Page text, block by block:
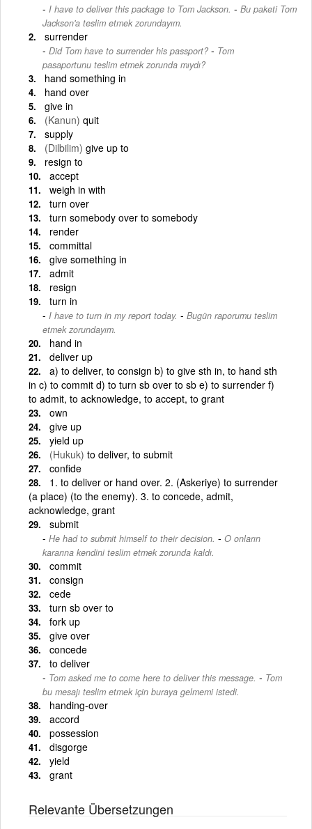
I have to deliver this package to Tom Jackson. - Bu paketi Tom
Jackson'a teslim etmek zorundayım.
surrender
Did Tom have to surrender his passport? - Tom
pasaportunu teslim etmek zorunda mıydı?
hand something in
hand over
give in
(Kanun) quit
supply
(Dilbilim) give up to
resign to
accept
weigh in with
turn over
turn somebody over to somebody
render
committal
give something in
admit
resign
turn in
I have to turn in my report today. - Bugün raporumu teslim
etmek zorundayım.
hand in
deliver up
a) to deliver, to consign b) to give sth in, to hand sth
in c) to commit d) to turn sb over to sb e) to surrender f)
to admit, to acknowledge, to accept, to grant
own
give up
yield up
(Hukuk) to deliver, to submit
confide
1. to deliver or hand over. 2. (Askeriye) to surrender
(a place) (to the enemy). 3. to concede, admit,
acknowledge, grant
submit
He had to submit himself to their decision. - O onların
kararına kendini teslim etmek zorunda kaldı.
commit
consign
cede
turn sb over to
fork up
give over
concede
to deliver
Tom asked me to come here to deliver this message. - Tom
bu mesajı teslim etmek için buraya gelmemi istedi.
handing-over
accord
possession
disgorge
yield
grant
Relevante Übersetzungen